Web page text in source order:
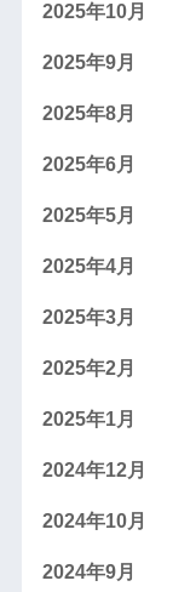
2025年10月
2025年9月
2025年8月
2025年6月
2025年5月
2025年4月
2025年3月
2025年2月
2025年1月
2024年12月
2024年10月
2024年9月